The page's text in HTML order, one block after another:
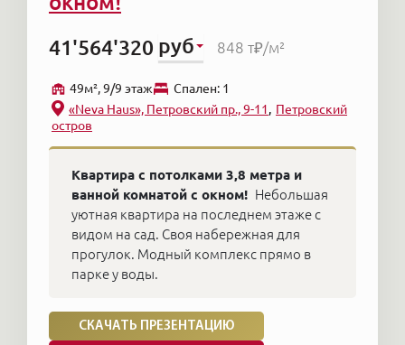
41'564'320 руб 848 т₽/м²
49м², 9/9 этаж
Cпален: 1
«Neva Haus», Петровский пр., 9-11
Петровский
остров
Квартира с потолками 3,8 метра и
ванной комнатой с окном! Небольшая
уютная квартира на последнем этаже с
видом на сад. Своя набережная для
прогулок. Модный комплекс прямо в
парке у воды.
СКАЧАТЬ ПРЕЗЕНТАЦИЮ